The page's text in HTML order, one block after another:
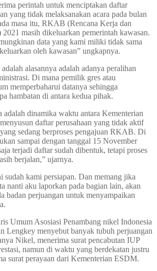
perintah untuk menciptakan daftar
yang tidak melaksanakan acara pada bulan
masa itu, RKAB (Rencana Kerja dan
2021 masih dikeluarkan pemerintah kawasan.
data yang kami miliki tidak sama
oleh kawasan” ungkapnya.
alasannya adalah adanya peralihan
Di mana pemilik gres atau
memperbaharui datanya sehingga
hambatan di antara kedua pihak.
dinamika waktu antara Kementerian
daftar perusahaan yang tidak aktif
sedang berproses pengajuan RKAB. Di
sampai dengan tanggal 15 November
terjadi daftar sudah dibentuk, tetapi proses
berjalan,” ujarnya.
sudah kami persiapan. Dan memang jika
nanti aku laporkan pada bagian lain, akan
badan perjuangan untuk menyampaikan
Umum Asosiasi Penambang nikel Indonesia
menyebut banyak tubuh perjuangan
Nikel, menerima surat pencabutan IUP
namun di waktu yang berdekatan justru
surat perayaan dari Kementerian ESDM.